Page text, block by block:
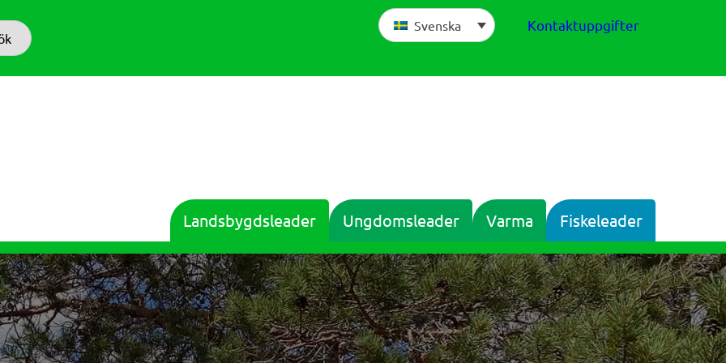
Kontaktuppgifter
Svenska
Landsbygdsleader Ungdomsleader Varma Fiskeleader